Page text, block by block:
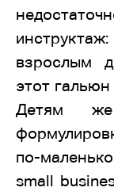
взрослым
этот гальюн
Детям
по-
small